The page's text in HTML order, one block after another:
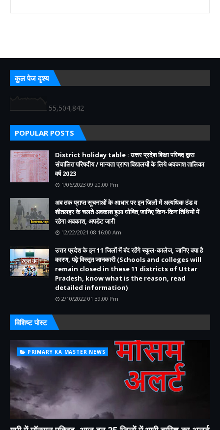
कुल पेज दृश्य
55,504,842
POPULAR POSTS
District holiday table : उत्तर प्रदेश शिक्षा परिषद द्वारा
संचालित परिषदीय / मान्यता प्राप्त विद्यालयों के लिये अवकाश तालिका
वर्ष 2023
1/06/2023 09:20:00 Pm
अब तक प्राप्त सूचनाओं के आधार पर इन जिलों में अत्यधिक ठंड व
शीतलहर के चलते अवकाश हुआ घोषित,जानिए किन-किन तिथियों में
रहेगा अवकाश, अपडेट जारी
12/22/2021 08:16:00 Am
उत्तर प्रदेश के इन 11 जिलों में बंद रहेंगे स्कूल-कालेज, जानिए क्या है
कारण, पढ़े विस्तृत जानकारी (Schools and colleges will
remain closed in these 11 districts of Uttar
Pradesh, know what is the reason, read
detailed information)
2/10/2022 01:39:00 Pm
विशिष्ट पोस्ट
PRIMARY KA MASTER NEWS